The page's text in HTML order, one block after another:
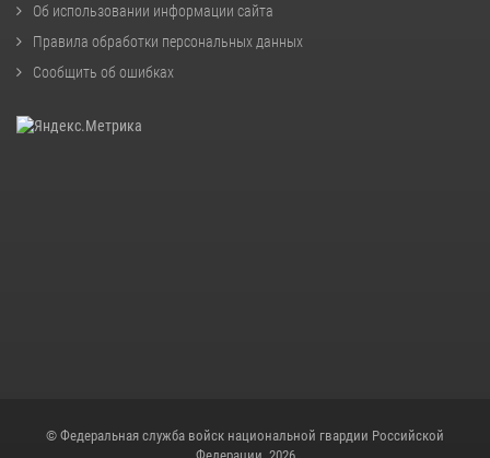
Об использовании информации сайта
Правила обработки персональных данных
Сообщить об ошибках
© Федеральная служба войск национальной гвардии Российской